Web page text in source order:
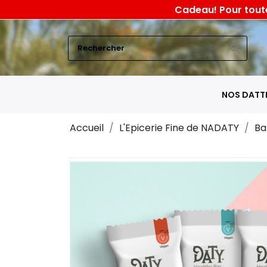
Cadeau! Pour
search
NOS
Accueil L'Epicerie Fine de NADATY